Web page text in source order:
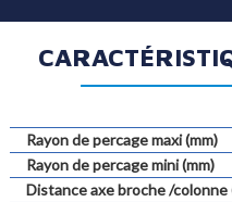
Rayon de percage maxi (mm)
Rayon de percage mini (mm)
Distance axe broche /colonne